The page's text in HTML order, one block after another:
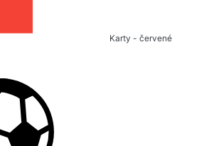
Karty - červené